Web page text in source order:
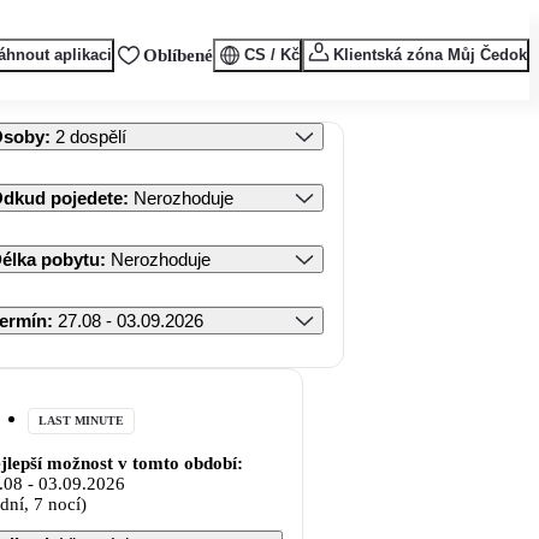
aplikaci Oblíbené CS / Kč Klientská zóna Můj Čedok
: 2 dospělí
pojedete: Nerozhoduje
pobytu: Nerozhoduje
: 27.08 - 03.09.2026
LAST MINUTE
možnost v tomto období:
- 03.09.2026
7 nocí)